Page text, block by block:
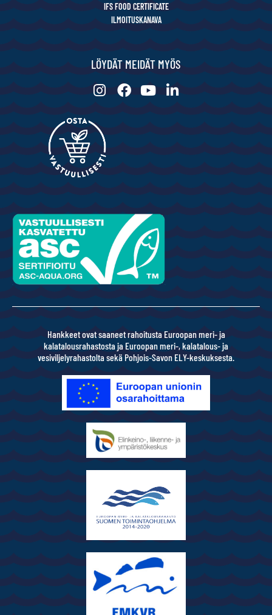
IFS FOOD CERTIFICATE
ILMOITUSKANAVA
LÖYDÄT MEIDÄT MYÖS
Hankkeet ovat saaneet rahoitusta Euroopan meri- ja
kalatalousrahastosta ja Euroopan meri-, kalatalous- ja
vesiviljelyrahastolta sekä Pohjois-Savon ELY-keskuksesta.